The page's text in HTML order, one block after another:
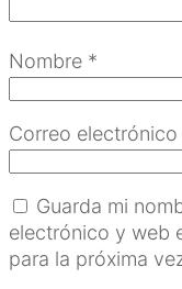
Nombre *
Correo electrónico
Guarda mi
electrónico y web
para la próxima